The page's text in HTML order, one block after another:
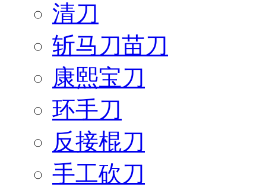
清刀
斩马刀苗刀
康熙宝刀
环手刀
反接棍刀
手工砍刀